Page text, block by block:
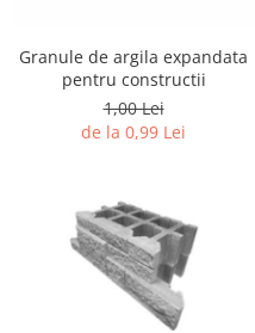
Granule de argila expandata
pentru constructii
1,00 Lei
de la 0,99 Lei